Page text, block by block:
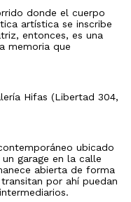
donde el cuerpo
artística se inscribe
entonces, es una
memoria que
Hifas (Libertad 304,
ubicado
garage en la calle
abierta de forma
por ahí puedan